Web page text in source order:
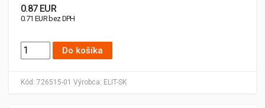
Kód: 726515-01 Výrobca: ELIT-SK
0.87 EUR
0.71 EUR bez DPH
Do košíka